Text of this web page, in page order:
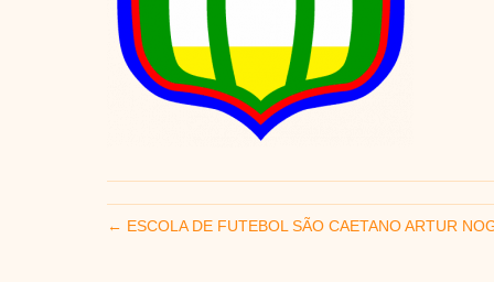
← ESCOLA DE FUTEBOL SÃO CAETANO ARTUR